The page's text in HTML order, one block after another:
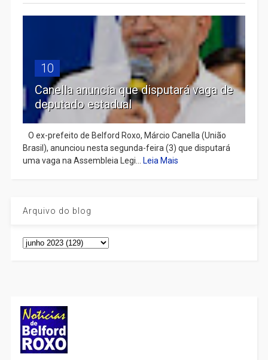
10
Canella anuncia que disputará vaga de
deputado estadual
​ O ex-prefeito de Belford Roxo, Márcio Canella (União
Brasil), anunciou nesta segunda-feira (3) que disputará
uma vaga na Assembleia Legi...
Leia Mais
Arquivo do blog